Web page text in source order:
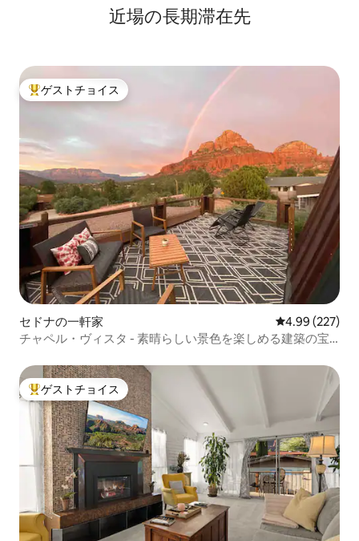
近場の長期滞在先
大好評のゲストチョイスです。
ゲストチョイス
セドナの一軒家 レビュー227
4.99 (227)
チャペル・ヴィスタ - 素晴らしい景色を楽しめる建築の宝
大好評のゲストチョイスです。
ゲストチョイス